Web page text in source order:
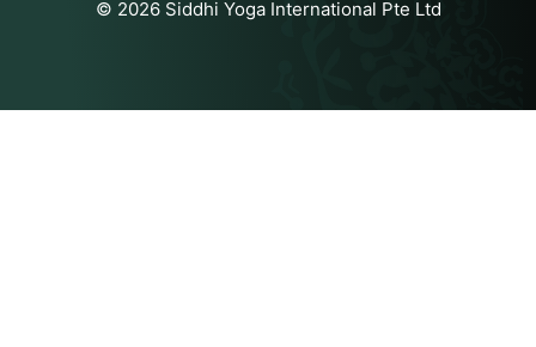
© 2026 Siddhi Yoga International Pte Ltd